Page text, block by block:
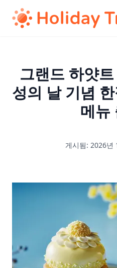
그랜드 하얏
성의 날 기념
메뉴
게시됨: 2026년